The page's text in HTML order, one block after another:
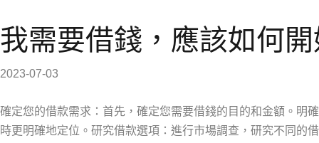
我需要借錢，應該如何
2023-07-03
確定您的借款需求：首先，確定您需要借錢的目的和金額。明
時更明確地定位。研究借款選項：進行市場調查，研究不同的